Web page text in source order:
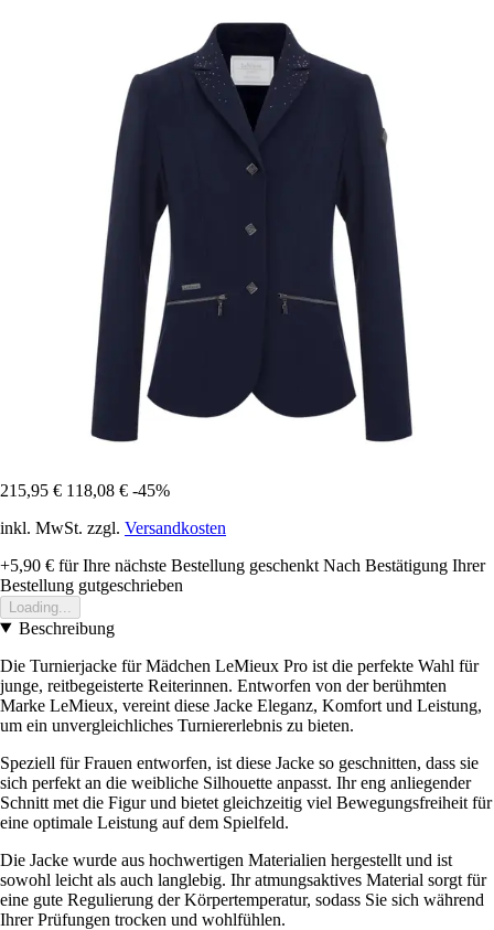
215,95 € 118,08 € -45%
inkl. MwSt. zzgl. Versandkosten
+5,90 € für Ihre nächste Bestellung geschenkt Nach Bestätigung Ihrer
Bestellung gutgeschrieben
Loading...
Beschreibung
Die Turnierjacke für Mädchen LeMieux Pro ist die perfekte Wahl für
junge, reitbegeisterte Reiterinnen. Entworfen von der berühmten
Marke LeMieux, vereint diese Jacke Eleganz, Komfort und Leistung,
um ein unvergleichliches Turniererlebnis zu bieten.
Speziell für Frauen entworfen, ist diese Jacke so geschnitten, dass sie
sich perfekt an die weibliche Silhouette anpasst. Ihr eng anliegender
Schnitt met die Figur und bietet gleichzeitig viel Bewegungsfreiheit für
eine optimale Leistung auf dem Spielfeld.
Die Jacke wurde aus hochwertigen Materialien hergestellt und ist
sowohl leicht als auch langlebig. Ihr atmungsaktives Material sorgt für
eine gute Regulierung der Körpertemperatur, sodass Sie sich während
Ihrer Prüfungen trocken und wohlfühlen.